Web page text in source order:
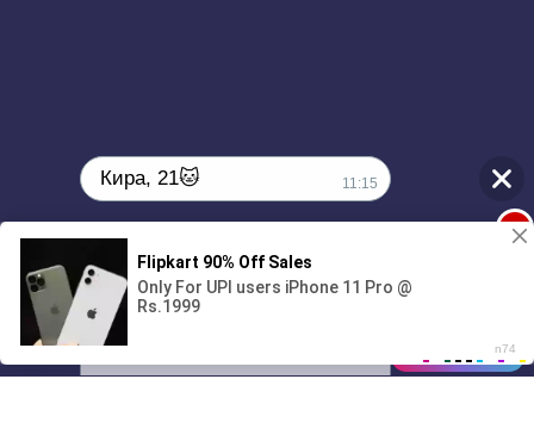
01/07
00:00
Кира, 21🐱 11:15
Поиграешь со мной? 💖🐾
1